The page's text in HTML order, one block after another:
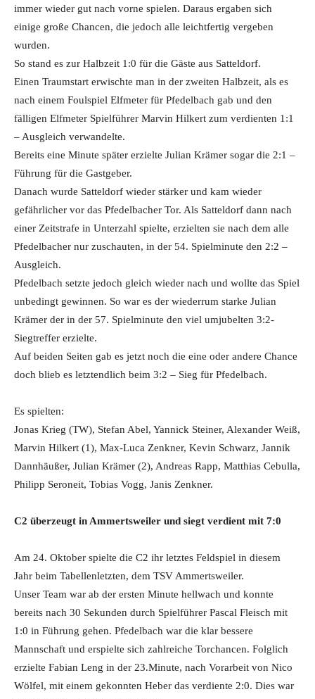
immer wieder gut nach vorne spielen. Daraus ergaben sich
einige große Chancen, die jedoch alle leichtfertig vergeben
wurden.
So stand es zur Halbzeit 1:0 für die Gäste aus Satteldorf.
Einen Traumstart erwischte man in der zweiten Halbzeit, als es
nach einem Foulspiel Elfmeter für Pfedelbach gab und den
fälligen Elfmeter Spielführer Marvin Hilkert zum verdienten 1:1
– Ausgleich verwandelte.
Bereits eine Minute später erzielte Julian Krämer sogar die 2:1 –
Führung für die Gastgeber.
Danach wurde Satteldorf wieder stärker und kam wieder
gefährlicher vor das Pfedelbacher Tor. Als Satteldorf dann nach
einer Zeitstrafe in Unterzahl spielte, erzielten sie nach dem alle
Pfedelbacher nur zuschauten, in der 54. Spielminute den 2:2 –
Ausgleich.
Pfedelbach setzte jedoch gleich wieder nach und wollte das Spiel
unbedingt gewinnen. So war es der wiederrum starke Julian
Krämer der in der 57. Spielminute den viel umjubelten 3:2-
Siegtreffer erzielte.
Auf beiden Seiten gab es jetzt noch die eine oder andere Chance
doch blieb es letztendlich beim 3:2 – Sieg für Pfedelbach.
Es spielten:
Jonas Krieg (TW), Stefan Abel, Yannick Steiner, Alexander Weiß,
Marvin Hilkert (1), Max-Luca Zenkner, Kevin Schwarz, Jannik
Dannhäußer, Julian Krämer (2), Andreas Rapp, Matthias Cebulla,
Philipp Seroneit, Tobias Vogg, Janis Zenkner.
C2 überzeugt in Ammertsweiler und siegt verdient mit 7:0
Am 24. Oktober spielte die C2 ihr letztes Feldspiel in diesem
Jahr beim Tabellenletzten, dem TSV Ammertsweiler.
Unser Team war ab der ersten Minute hellwach und konnte
bereits nach 30 Sekunden durch Spielführer Pascal Fleisch mit
1:0 in Führung gehen. Pfedelbach war die klar bessere
Mannschaft und erspielte sich zahlreiche Torchancen. Folglich
erzielte Fabian Leng in der 23.Minute, nach Vorarbeit von Nico
Wölfel, mit einem gekonnten Heber das verdiente 2:0. Dies war